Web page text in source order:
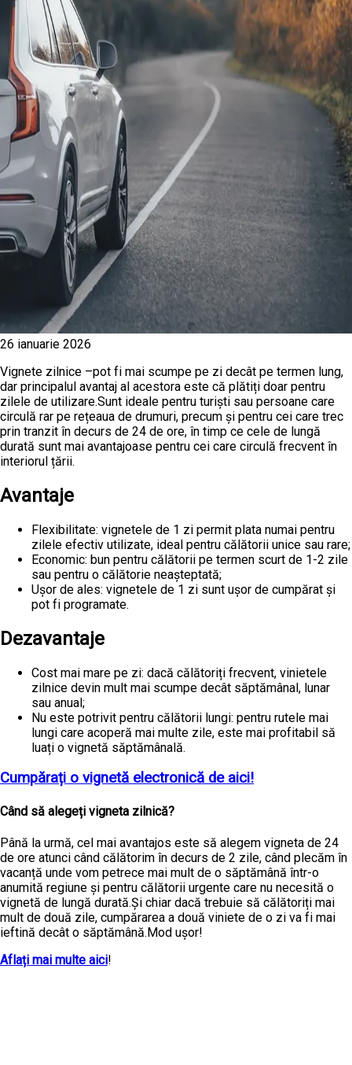
26 ianuarie 2026
Vignete zilnice –pot fi mai scumpe pe zi decât pe termen lung,
dar principalul avantaj al acestora este că plătiți doar pentru
zilele de utilizare.Sunt ideale pentru turiști sau persoane care
circulă rar pe rețeaua de drumuri, precum și pentru cei care trec
prin tranzit în decurs de 24 de ore, în timp ce cele de lungă
durată sunt mai avantajoase pentru cei care circulă frecvent în
interiorul țării.
Avantaje
Flexibilitate: vignetele de 1 zi permit plata numai pentru
zilele efectiv utilizate, ideal pentru călătorii unice sau rare;
Economic: bun pentru călătorii pe termen scurt de 1-2 zile
sau pentru o călătorie neașteptată;
Ușor de ales: vignetele de 1 zi sunt ușor de cumpărat și
pot fi programate.
Dezavantaje
Cost mai mare pe zi: dacă călătoriți frecvent, vinietele
zilnice devin mult mai scumpe decât săptămânal, lunar
sau anual;
Nu este potrivit pentru călătorii lungi: pentru rutele mai
lungi care acoperă mai multe zile, este mai profitabil să
luați o vignetă săptămânală.
Cumpărați o vignetă electronică de aici!
Când să alegeți vigneta zilnică?
Până la urmă, cel mai avantajos este să alegem vigneta de 24
de ore atunci când călătorim în decurs de 2 zile, când plecăm în
vacanță unde vom petrece mai mult de o săptămână într-o
anumită regiune și pentru călătorii urgente care nu necesită o
vignetă de lungă durată.Și chiar dacă trebuie să călătoriți mai
mult de două zile, cumpărarea a două viniete de o zi va fi mai
ieftină decât o săptămână.Mod ușor!
Aflați mai multe aici!